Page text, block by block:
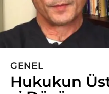
6
y
GENEL
Hukukun